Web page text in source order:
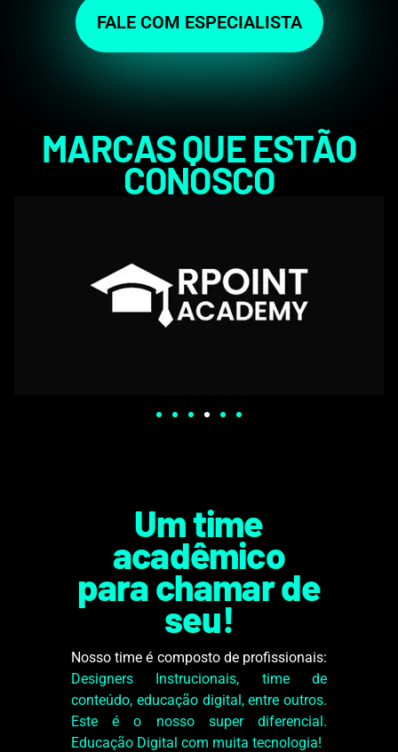
FALE COM ESPECIALISTA
MARCAS QUE ESTÃO
CONOSCO
Um time
acadêmico
para chamar de
seu!
Nosso time é composto de profissionais:
Designers Instrucionais, time de
conteúdo, educação digital, entre outros.
Este é o nosso super diferencial.
Educação Digital com muita tecnologia!